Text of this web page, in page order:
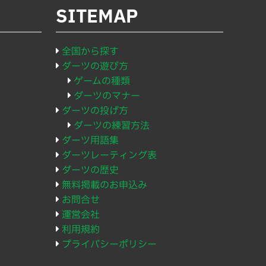
SITEMAP
全国から探す
ダーツの遊び方
ゲームの種類
ダーツのマナー
ダーツの投げ方
ダーツの練習方法
ダーツ用語集
ダーツレーティング表
ダーツの歴史
無料掲載のお申込み
お問合せ
運営会社
利用規約
プライバシーポリシー